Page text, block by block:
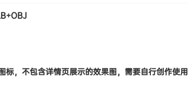
标，不包含详情页展示的效果图，需要自行创作使用